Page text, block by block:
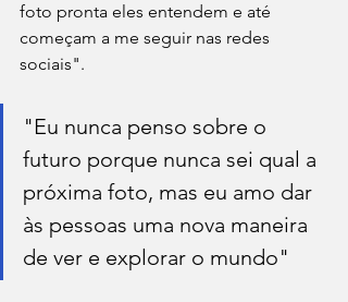
foto pronta eles entendem e até
começam a me seguir nas redes
sociais".
"Eu nunca penso sobre o
futuro porque nunca sei qual a
próxima foto, mas eu amo dar
às pessoas uma nova maneira
de ver e explorar o mundo"